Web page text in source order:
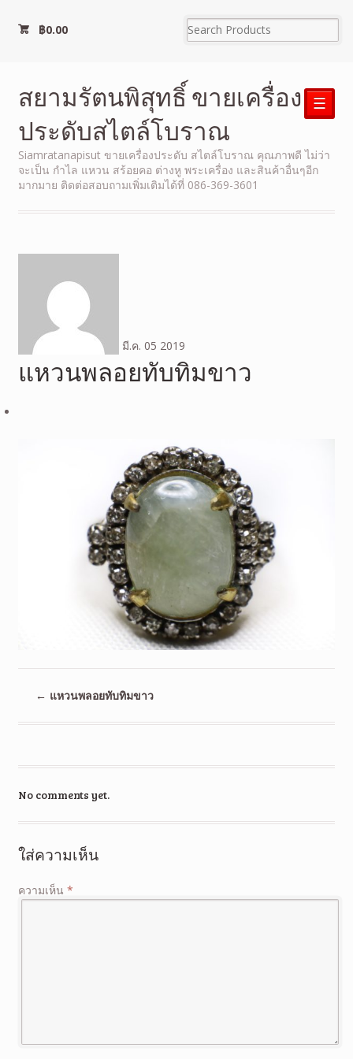
฿0.00
สยามรัตนพิสุทธิ์ ขายเครื่อง
ประดับสไตล์โบราณ
Siamratanapisut ขายเครื่องประดับ สไตล์โบราณ คุณภาพดี ไม่ว่า
จะเป็น กำไล แหวน สร้อยคอ ต่างหู พระเครื่อง และสินค้าอื่นๆอีก
มากมาย ติดต่อสอบถามเพิ่มเติมได้ที่ 086-369-3601
☰
มี.ค. 05 2019
แหวนพลอยทับทิมขาว
← แหวนพลอยทับทิมขาว
No comments yet.
ใส่ความเห็น
ความเห็น *